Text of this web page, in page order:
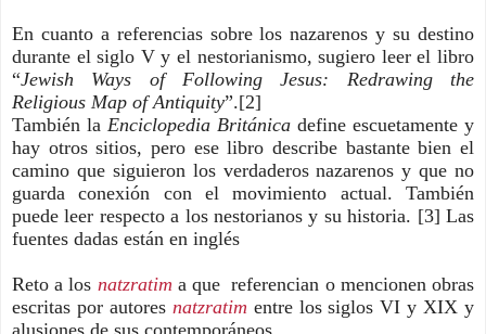
En cuanto a referencias sobre los nazarenos y su destino
durante el siglo V y el nestorianismo, sugiero leer el libro
“Jewish Ways of Following Jesus: Redrawing the
Religious Map of Antiquity”.[2]
También la Enciclopedia Británica define escuetamente y
hay otros sitios, pero ese libro describe bastante bien el
camino que siguieron los verdaderos nazarenos y que no
guarda conexión con el movimiento actual. También
puede leer respecto a los nestorianos y su historia. [3] Las
fuentes dadas están en inglés
Reto a los natzratim a que referencian o mencionen obras
escritas por autores natzratim entre los siglos VI y XIX y
alusiones de sus contemporáneos.